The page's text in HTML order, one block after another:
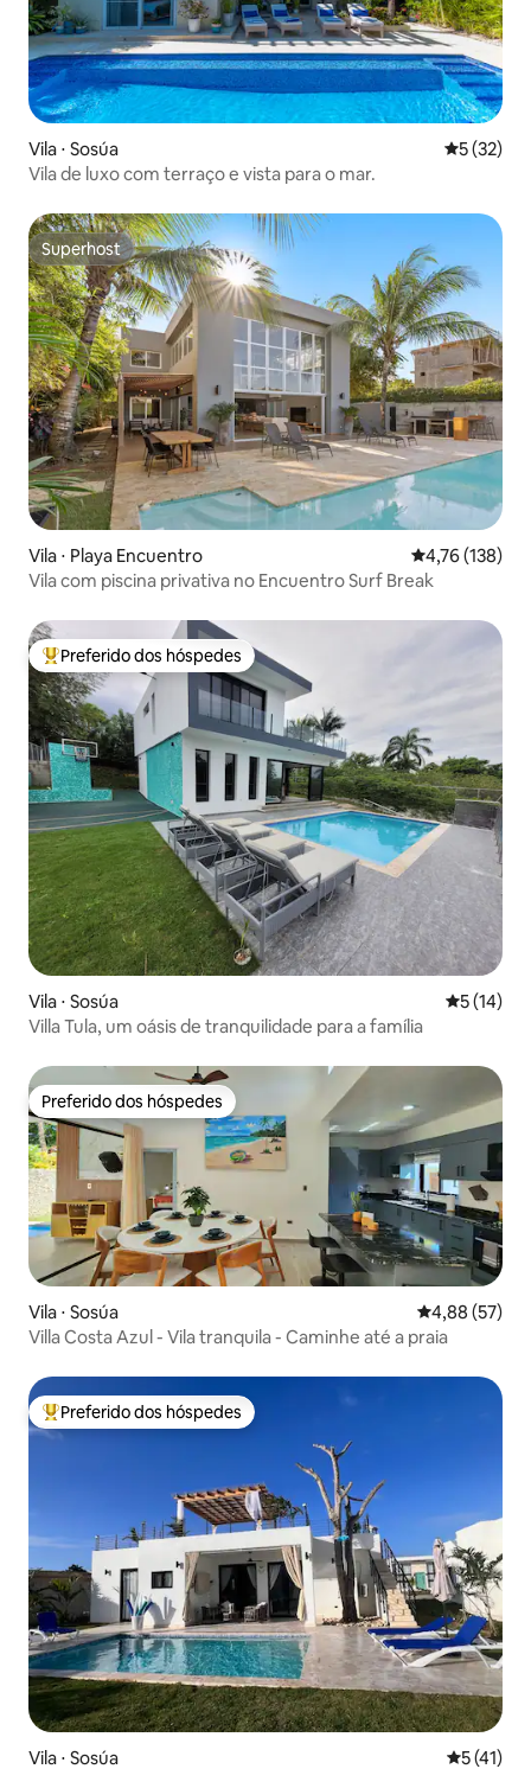
Vila ⋅ Sosúa 5 de uma
5 (32)
Vila de luxo com terraço e vista para o mar.
Superhost
Superhost
Vila ⋅ Playa Encuentro 4,76 de uma
4,76 (138)
Vila com piscina privativa no Encuentro Surf Break
Entre os melhores preferidos dos hóspedes
Preferido dos hóspedes
Vila ⋅ Sosúa 5 de uma
5 (14)
Villa Tula, um oásis de tranquilidade para a família
Preferido dos hóspedes
Preferido dos hóspedes
Vila ⋅ Sosúa 4,88 de uma
4,88 (57)
Villa Costa Azul - Vila tranquila - Caminhe até a praia
Entre os melhores preferidos dos hóspedes
Preferido dos hóspedes
Vila ⋅ Sosúa 5 de uma
5 (41)